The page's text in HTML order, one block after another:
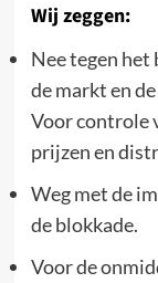
Wij zeggen:
Nee tegen het
de markt en
Voor controle
prijzen en
Weg met de
de blokkade.
Voor de